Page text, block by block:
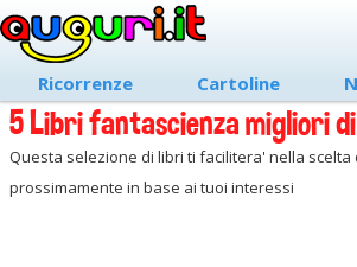
Ricorrenze Cartoline
5 Libri fantascienza migliori
Questa selezione di libri ti facilitera' nella scelta
prossimamente in base ai tuoi interessi